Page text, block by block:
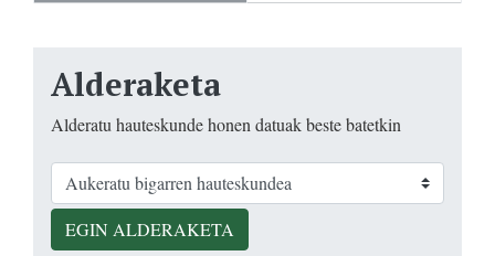
Alderaketa
Alderatu hauteskunde honen datuak beste batetkin
EGIN ALDERAKETA